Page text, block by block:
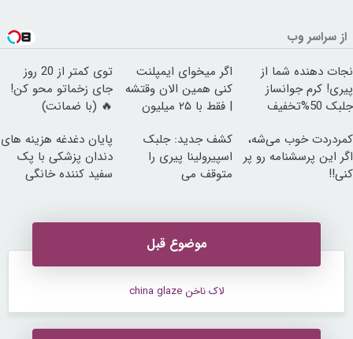
از سراسر وب
نجات دهنده شما از
پیری! کرم جوانساز
جلبک 50%تخفیف
اگر میخوای ایمپلنت
کنی همین الان وقتشه
| فقط با ۲۵ میلیون
توی کمتر از 20 روز
جای زخماتو محو کن!
🔥 (با ضمانت)
کمردردت خوب می‌شه،
اگر این پرسشنامه رو پر
کنی!!
کشف جدید: جلبک
اسپیرولینا پیری را
متوقف می
پایان دغدغه هزینه های
دندان پزشکی با پک
سفید کننده خانگی
موضوع قبل
لاک ناخن china glaze